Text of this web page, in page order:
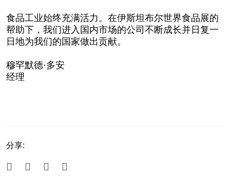
食品工业始终充满活力。在伊斯坦布尔世界食品展的
帮助下，我们进入国内市场的公司不断成长并日复一
日地为我们的国家做出贡献。
穆罕默德·多安
经理
分享: